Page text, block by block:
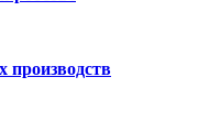
производств